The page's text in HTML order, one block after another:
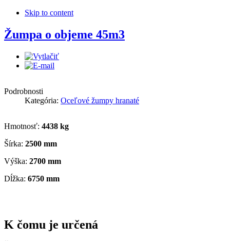
Skip to content
Žumpa o objeme 45m3
Podrobnosti
Kategória: Oceľové žumpy hranaté
Hmotnosť: 4438 kg
Šírka: 2500 mm
Výška: 2700 mm
Dĺžka: 6750 mm
K čomu je určená